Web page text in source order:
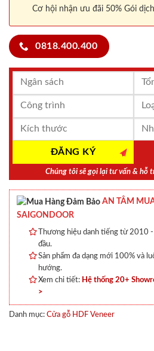
Cơ hội nhận ưu đãi 50% Gói
0818.400.400
Chúng tôi sẽ gọi lại tư vấn & hỗ
AN TÂM
SAIGONDOOR
Thương hiệu danh tiếng từ 2010
đầu.
Sản phẩm đa dạng mới 100% và
hướng.
Xem chi tiết: Hệ thống 20+
>
Danh mục: Cửa gỗ HDF Veneer